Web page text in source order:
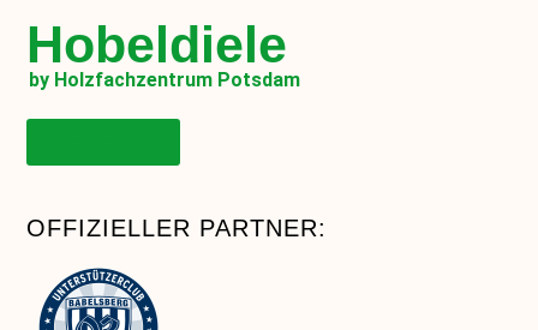
Hobeldiele
by Holzfachzentrum Potsdam
OFFIZIELLER PARTNER: